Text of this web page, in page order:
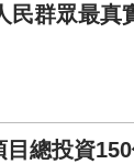
民群眾最真
總投資